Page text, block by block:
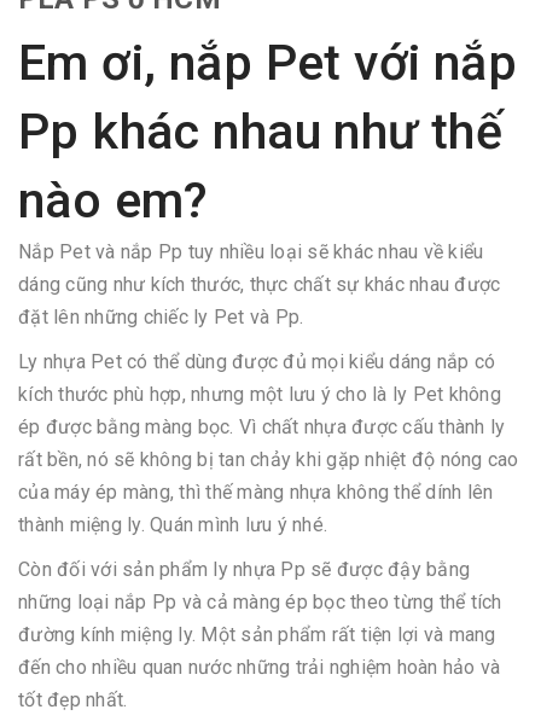
Em ơi, nắp Pet với nắp
Pp khác nhau như thế
nào em?
Nắp Pet và nắp Pp tuy nhiều loại sẽ khác nhau về kiểu
dáng cũng như kích thước, thực chất sự khác nhau được
đặt lên những chiếc ly Pet và Pp.
Ly nhựa Pet có thể dùng được đủ mọi kiểu dáng nắp có
kích thước phù hợp, nhưng một lưu ý cho là ly Pet không
ép được bằng màng bọc. Vì chất nhựa được cấu thành ly
rất bền, nó sẽ không bị tan chảy khi gặp nhiệt độ nóng cao
của máy ép màng, thì thế màng nhựa không thể dính lên
thành miệng ly. Quán mình lưu ý nhé.
Còn đối với sản phẩm ly nhựa Pp sẽ được đậy bằng
những loại nắp Pp và cả màng ép bọc theo từng thể tích
đường kính miệng ly. Một sản phẩm rất tiện lợi và mang
đến cho nhiều quan nước những trải nghiệm hoàn hảo và
tốt đẹp nhất.